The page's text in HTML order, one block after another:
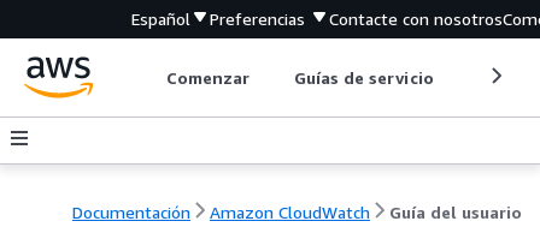
Español Preferencias Contacte con nosotros
Comenzar Guías de servicio
Documentación Amazon CloudWatch Guía del usuario